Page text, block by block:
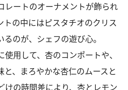
レートのオーナメントが飾られ
トの中にはピスタチオのクリス
のが、シェフの遊び心。
用して、杏のコンポートや、
、まろやかな杏仁のムースと
けの時間差により、杏とレモン